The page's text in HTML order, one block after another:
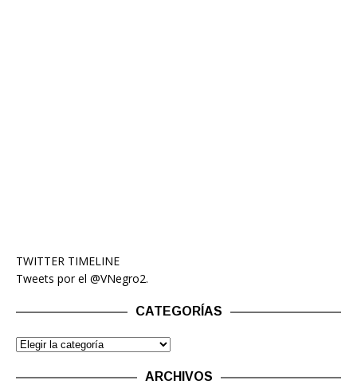
TWITTER TIMELINE
Tweets por el @VNegro2.
CATEGORÍAS
ARCHIVOS